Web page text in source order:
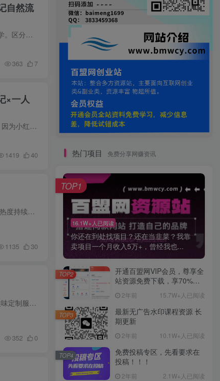
自然流
课程内容简介 小红书乘风搭建实操课共100分钟实战内容，围绕代理商开户返点、新店新户投放完整落地教学。区分简单投与标准投逻辑，拆解笔记加热、日常销售、搜索广告、莱卡定向搭建方法，讲解RO...
363 7
×一人
一、项目情况 1.1 项目的简介和赛道状况 虚拟产品是对于普通人来讲，是非常好的生意模式和副业的选择。 因为小红书电商-虚拟产品是真正的零成本，你不用囤货、不用去找供应链，也不用每天发货，...
1419 40
AI自动化挂G+小红书小众赛道，单号单月实测1.5w+，可多号矩阵操作【揭秘】 小红书虚拟货品最近一年来热度持续高涨，但其实平台开店，还是要看平台的人群，用户，喜好，付费情况，对症下药，才能...
1135 30
小红书卖定制趣味服务，一单6.88-14.88，227天卖了2w+份，到手13w+ 项目介绍： 本项目为小红书虚拟趣味定制服务赛道，主打奶龙、魔性小鸡、羊驼等卡通形象定制短视频、语音内容，客单价设置6.88...
352 0
热门项目 免费分享网赚资讯
16.1W+人已阅读
你还在到处找项目？还在当韭菜？我靠
卖项目一个月收入5万+，曾经我也...
TOP1
开通百盟网VIP会员，尊享全
站资源免费下载，享70%的
惠】2年前 15.7W+人已阅读
TOP2
最新无广告水印课程资源 长
期更新
2年前 10.1W+人已阅读
TOP3
免费投稿专区，先看要求在
投稿！！！
2年前 2.1W+人已阅读
TOP4